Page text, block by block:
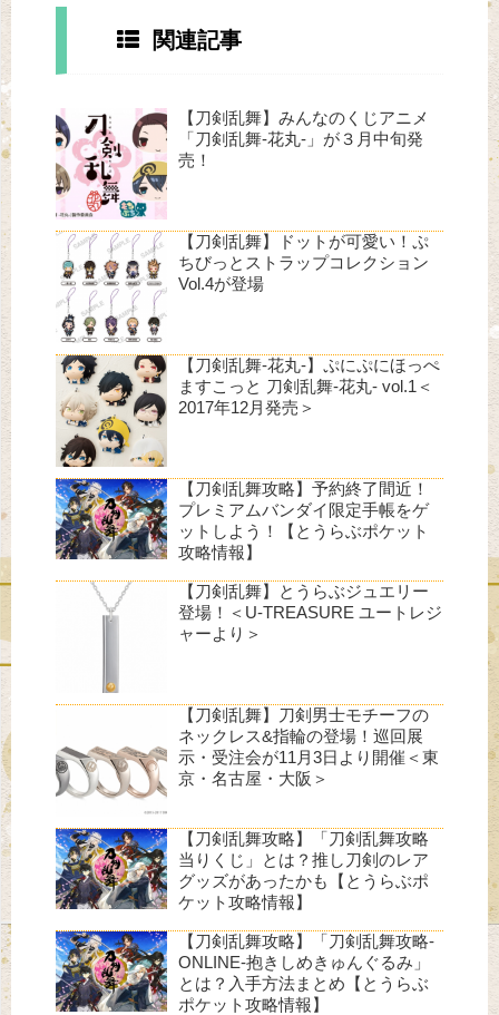
関連記事
【刀剣乱舞】みんなのくじアニメ
「刀剣乱舞-花丸-」が３月中旬発
売！
【刀剣乱舞】ドットが可愛い！ぷ
ちびっとストラップコレクション
Vol.4が登場
【刀剣乱舞-花丸-】ぷにぷにほっぺ
ますこっと 刀剣乱舞-花丸- vol.1＜
2017年12月発売＞
【刀剣乱舞攻略】予約終了間近！
プレミアムバンダイ限定手帳をゲ
ットしよう！【とうらぶポケット
攻略情報】
【刀剣乱舞】とうらぶジュエリー
登場！＜U-TREASURE ユートレジ
ャーより＞
【刀剣乱舞】刀剣男士モチーフの
ネックレス&指輪の登場！巡回展
示・受注会が11月3日より開催＜東
京・名古屋・大阪＞
【刀剣乱舞攻略】「刀剣乱舞攻略
当りくじ」とは？推し刀剣のレア
グッズがあったかも【とうらぶポ
ケット攻略情報】
【刀剣乱舞攻略】「刀剣乱舞攻略-
ONLINE-抱きしめきゅんぐるみ」
とは？入手方法まとめ【とうらぶ
ポケット攻略情報】